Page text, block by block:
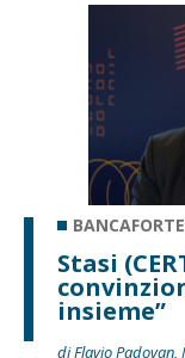
Stasi
insieme”
di Flavio